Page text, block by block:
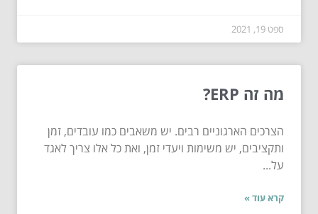
ספט 19, 2021
מה זה ERP?
הצרכים הארגוניים רבים. יש משאבים כמו עובדים, זמן
ותקציבים, יש משימות ויעדי זמן, ואת כל אלו צריך לאגד
על...
קרא עוד »